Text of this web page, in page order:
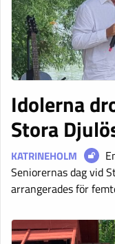
Idolerna
Stora
KATRINEHOLM
Seniorernas dag vid
arrangerades för